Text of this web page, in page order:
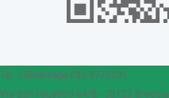
Tel. / Whatsapp 030 8775291
Via San Faustino 64/B - 25122 Brescia